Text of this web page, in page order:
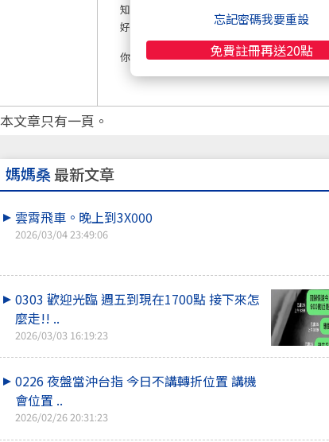
知足常樂:輕鬆交易
好人一生平安
你挺我,我就挺你:攏是相遇得到的~~~
本文章只有一頁。
媽媽桑最新文章
雲霄飛車。晚上到3X000
2026/03/04 23:49:06
0303 歡迎光臨 週五到現在1700點 接下來怎
麼走!! ..
2026/03/03 16:19:23
0226 夜盤當沖台指 今日不講轉折位置 講機
會位置 ..
2026/02/26 20:31:23
忘記密碼我要重設
免費註冊再送20點